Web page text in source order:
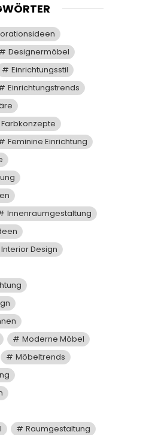
Designermöbel
Einrichtungsstil
Einrichtungstrends
Farbkonzepte
Feminine Einrichtung
Innenraumgestaltung
Interior Design
Moderne Möbel
Möbeltrends
Raumgestaltung